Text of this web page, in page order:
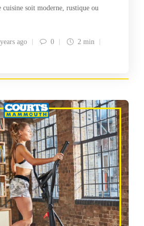
cuisine soit moderne, rustique ou
ago 0 2 min